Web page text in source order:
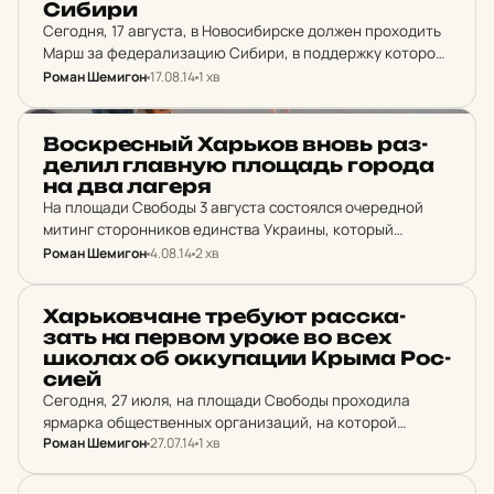
Сибири
Сегодня, 17 августа, в Новосибирске должен проходить
Марш за федерализацию Сибири, в поддержку которого
выступили украинские активисты не только в Киеве, но
федерализации…
Роман Шемигон17.08.141 хв
Вос­кресный Харь­ков вновь раз­
де­лил глав­ную пло­щадь города
на два лагеря
На площади Свободы 3 августа состоялся очередной
митинг сторонников единства Украины, который
объединил множество проукраинских общественных
несколько пророссийски настроенных активистов.
Сторонников…
Роман Шемигон4.08.142 хв
НОВИНИ ХАРКОВА
Харь­ков­ча­не тре­бу­ют рас­ска­
зать на первом уроке во всех
школах об ок­ку­па­ции Крыма Рос­
си­ей
Сегодня, 27 июля, на площади Свободы проходила
ярмарка общественных организаций, на которой
неравнодушные харьковчане инициировали сбор
Роман Шемигон27.07.141 хв